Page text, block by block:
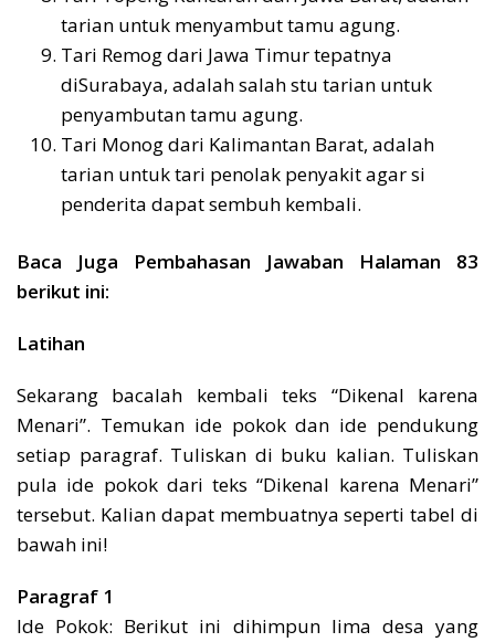
tarian untuk menyambut tamu agung.
Tari Remog dari Jawa Timur tepatnya
diSurabaya, adalah salah stu tarian untuk
penyambutan tamu agung.
Tari Monog dari Kalimantan Barat, adalah
tarian untuk tari penolak penyakit agar si
penderita dapat sembuh kembali.
Baca Juga Pembahasan Jawaban Halaman 83
berikut ini:
Latihan
Sekarang bacalah kembali teks “Dikenal karena
Menari”. Temukan ide pokok dan ide pendukung
setiap paragraf. Tuliskan di buku kalian. Tuliskan
pula ide pokok dari teks “Dikenal karena Menari”
tersebut. Kalian dapat membuatnya seperti tabel di
bawah ini!
Paragraf 1
Ide Pokok: Berikut ini dihimpun lima desa yang